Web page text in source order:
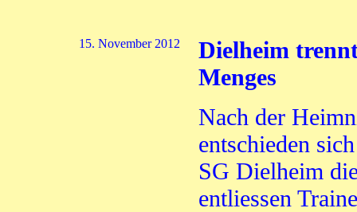
15. November 2012
Dielheim
Menges
Nach der
entschieden
SG Dielheim
entliessen